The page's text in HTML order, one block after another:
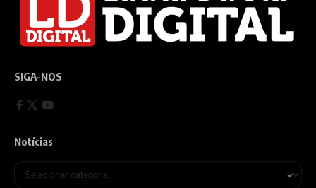
SIGA-NOS
Notícias